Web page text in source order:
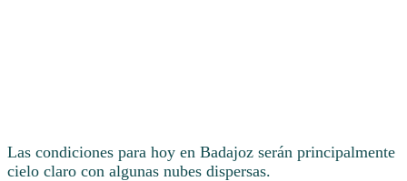
Las condiciones para hoy en Badajoz serán principalmente
cielo claro con algunas nubes dispersas.